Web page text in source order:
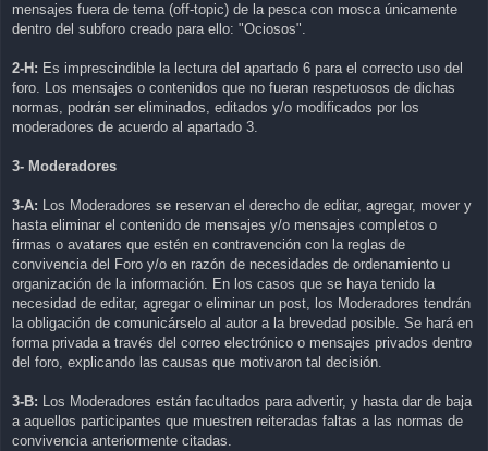
mensajes fuera de tema (off-topic) de la pesca con mosca únicamente
dentro del subforo creado para ello: "Ociosos".
2-H: Es imprescindible la lectura del apartado 6 para el correcto uso del
foro. Los mensajes o contenidos que no fueran respetuosos de dichas
normas, podrán ser eliminados, editados y/o modificados por los
moderadores de acuerdo al apartado 3.
3- Moderadores
3-A: Los Moderadores se reservan el derecho de editar, agregar, mover y
hasta eliminar el contenido de mensajes y/o mensajes completos o
firmas o avatares que estén en contravención con la reglas de
convivencia del Foro y/o en razón de necesidades de ordenamiento u
organización de la información. En los casos que se haya tenido la
necesidad de editar, agregar o eliminar un post, los Moderadores tendrán
la obligación de comunicárselo al autor a la brevedad posible. Se hará en
forma privada a través del correo electrónico o mensajes privados dentro
del foro, explicando las causas que motivaron tal decisión.
3-B: Los Moderadores están facultados para advertir, y hasta dar de baja
a aquellos participantes que muestren reiteradas faltas a las normas de
convivencia anteriormente citadas.